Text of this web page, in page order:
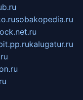
sobakopedia.ru
kalugatur.ru